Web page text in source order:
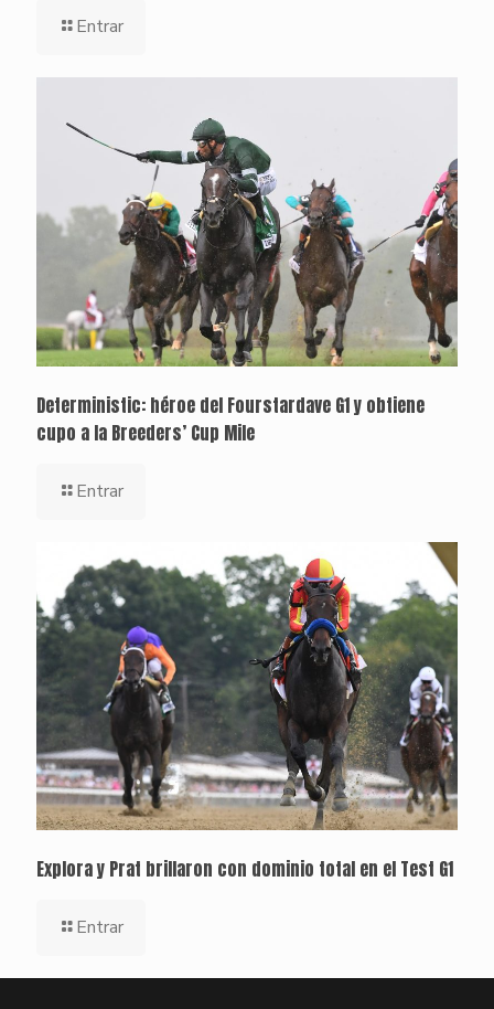
Entrar
Deterministic: héroe del Fourstardave G1 y obtiene
cupo a la Breeders’ Cup Mile
Entrar
Explora y Prat brillaron con dominio total en el Test G1
Entrar